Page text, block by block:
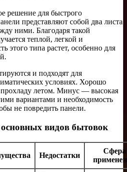
решение для быстрого
представляют собой два листа
ними. Благодаря такой
теплой, легкой и
этого типа растет, особенно для
и подходят для
условиях. Хорошо
летом. Минус — высокая
вариантами и необходимость
не повредить панели.
видов бытовок
Недостатки
Сфера